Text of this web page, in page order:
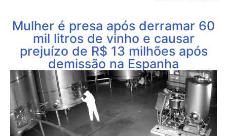
Mulher é presa após derramar 60
mil litros de vinho e causar
prejuízo de R$ 13 milhões após
demissão na Espanha